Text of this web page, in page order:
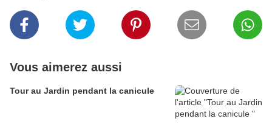
Vous aimerez aussi
Tour au Jardin pendant la canicule